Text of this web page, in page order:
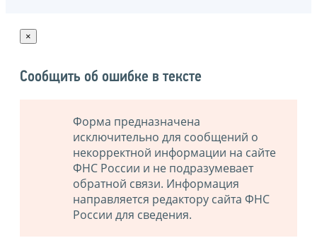
×
Сообщить об ошибке в тексте
Форма предназначена
исключительно для сообщений о
некорректной информации на сайте
ФНС России и не подразумевает
обратной связи. Информация
направляется редактору сайта ФНС
России для сведения.